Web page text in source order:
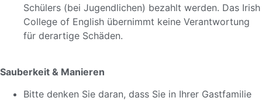
Schülers (bei Jugendlichen) bezahlt werden. Das Irish
College of English übernimmt keine Verantwortung
für derartige Schäden.
Sauberkeit & Manieren
Bitte denken Sie daran, dass Sie in Ihrer Gastfamilie